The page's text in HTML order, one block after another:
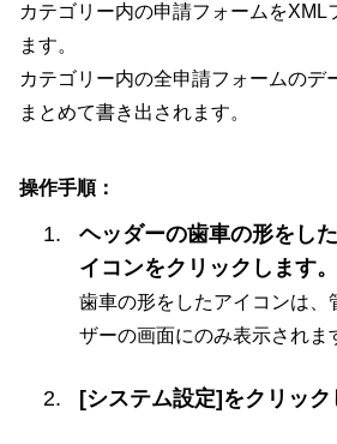
カテゴリー内の申請フォームをXML
ます。
カテゴリー内の全申請フォームのデ
まとめて書き出されます。
操作手順：
ヘッダーの歯車の形をし
イコンをクリックします。
歯車の形をしたアイコンは、
ザーの画面にのみ表示されま
[システム設定]をクリック